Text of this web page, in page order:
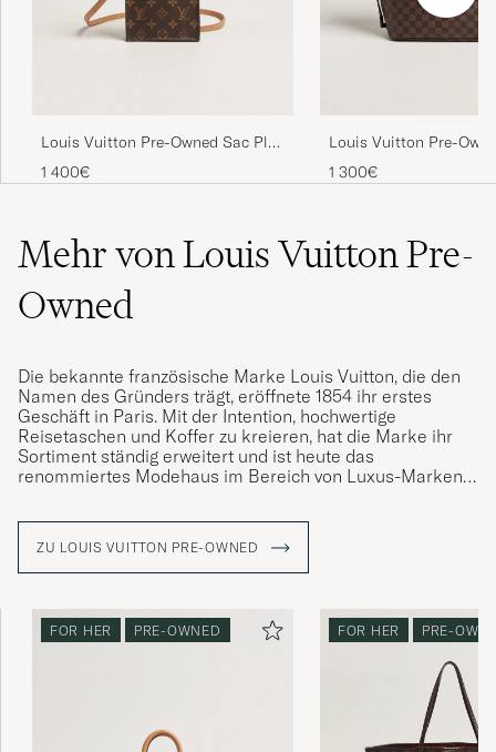
Louis Vuitton Pre-Owned Sac Plat
Petit Bandouliére Monogram
1 400€
Louis Vuitton Pre-
MM Damier Ebene
1 300€
Mehr von Louis Vuitton Pre-
Owned
Die bekannte französische Marke Louis Vuitton, die den
Namen des Gründers trägt, eröffnete 1854 ihr erstes
Geschäft in Paris. Mit der Intention, hochwertige
Reisetaschen und Koffer zu kreieren, hat die Marke ihr
Sortiment ständig erweitert und ist heute das
renommiertes Modehaus im Bereich von Luxus-Marken.
Im Laufe der Jahre hat Louis Vuitton viele ikonische
geliebt werden, darunter auch die Reisetasche "Keepall".
Diese zeigt sich in einer bunten Palette verschiedener
Monogramm, das einen großen Wiedererkennungswert
ZU LOUIS VUITTON PRE-OWNED
FOR HER PRE-OWNED FOR HER PRE-